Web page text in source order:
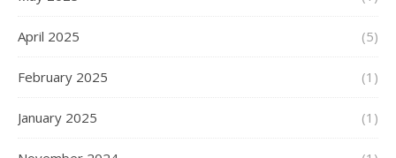
April 2025 (5)
February 2025 (1)
January 2025 (1)